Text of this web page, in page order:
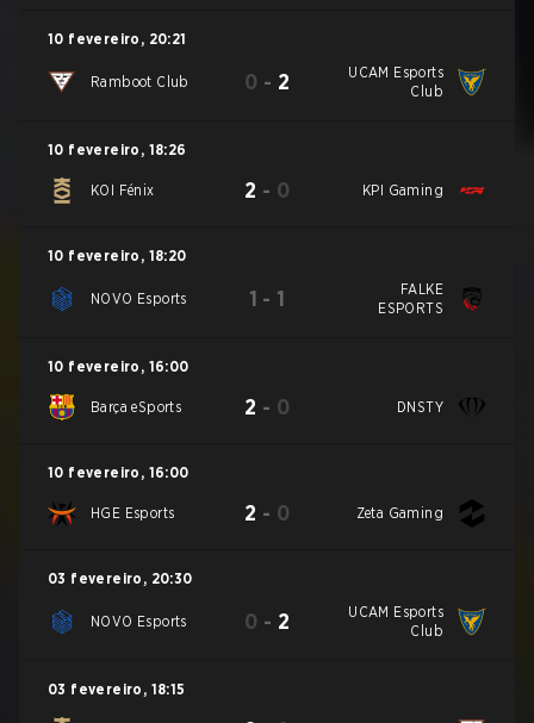
10 fevereiro , 20:21
Ramboot Club 0 - 2
UCAM Esports
Club
10 fevereiro , 18:26
KOI Fénix 2 - 0 KPI Gaming
10 fevereiro , 18:20
NOVO Esports 1 - 1
FALKE
ESPORTS
10 fevereiro , 16:00
Barça eSports 2 - 0 DNSTY
10 fevereiro , 16:00
HGE Esports 2 - 0 Zeta Gaming
03 fevereiro , 20:30
NOVO Esports 0 - 2
UCAM Esports
Club
03 fevereiro , 18:15